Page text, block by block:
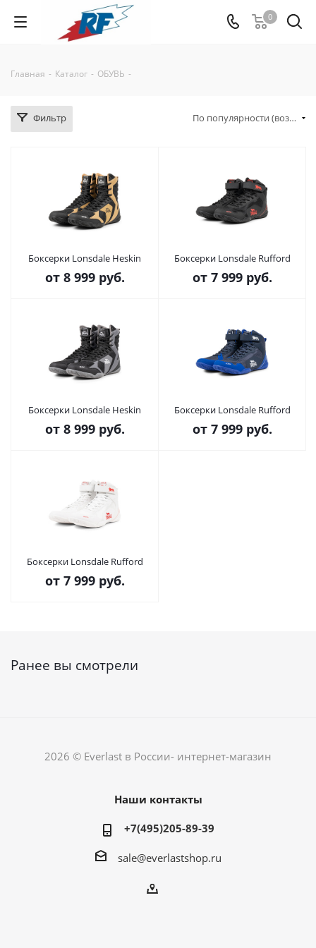
0
Главная - Каталог - ОБУВЬ -
Фильтр По популярности (возрастание)
Боксерки Lonsdale Heskin
от 8 999 руб.
Боксерки Lonsdale Rufford
от 7 999 руб.
Боксерки Lonsdale Heskin
от 8 999 руб.
Боксерки Lonsdale Rufford
от 7 999 руб.
Боксерки Lonsdale Rufford
от 7 999 руб.
Ранее вы смотрели
2026 © Everlast в России- интернет-магазин
Наши контакты
+7(495)205-89-39
sale@everlastshop.ru